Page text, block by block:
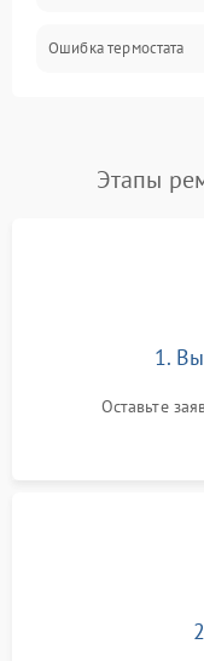
Ошибка термостата
Этапы
1.
Оставьте